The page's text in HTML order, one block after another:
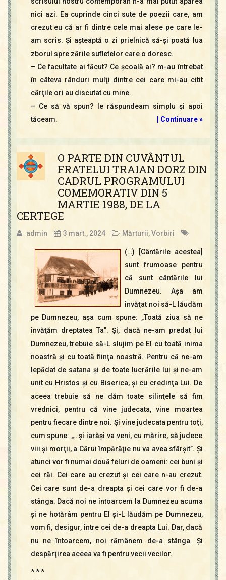
nici azi. Ea cuprinde cinci sute de poezii care, am
crezut eu că ar fi dintre cele mai alese pe care le-
am scris. Şi aşteaptă o zi prielnică să-şi poată lua
zborul spre zările sufletelor care o doresc.
– Ce facultate ai făcut? Ce şcoală ai? m-au întrebat
în câteva rânduri mulţi dintre cei care mi-au citit
cărţile ori au discutat cu mine.
– Ce să vă spun? le răspundeam simplu şi apoi
tăceam.
Continuare »
O PARTE DIN CUVÂNTUL
FRATELUI TRAIAN DORZ DIN
CADRUL PROGRAMULUI
COMEMORATIV DIN 5
MARTIE 1988, DE LA
CERTEGE
admin 3 mart., 2024 Mărturii,Vorbiri
(…) [Cântările acestea]
sunt frumoase pentru
că sunt cântările lui
Dumnezeu. Aşa am
învăţat noi să-L lăudăm
pe Dumnezeu, aşa cum spune: „Toată ziua să ne
învăţăm dreptatea Ta”. Şi, dacă ne-am predat lui
Dumnezeu, trebuie să-L slujim pe El cu toată inima
noastră şi cu toată fiinţa noastră. Pentru că ne-am
lepădat de satana şi de toate lucrările lui şi ne-am
unit cu Hristos şi cu Biserica, şi cu credinţa Lui. De
aceea trebuie să ne dăm toate silinţele să fim
vrednici, pentru că vine judecata, vine moartea
pentru fiecare dintre noi. Şi vine judecata pentru toţi,
cum spune: „…şi iarăşi va veni, cu mărire, să judece
viii şi morţii, a Cărui împărăţie nu va avea sfârşit”. Şi
atunci vor fi numai două feluri de oameni: cei buni şi
cei răi. Cei care au crezut şi cei care n-au crezut.
Cei care sunt de-a dreapta şi cei care vor fi de-a
stânga. Dacă noi ne întoarcem la Dumnezeu acuma
şi ne hotărâm pentru El şi-L lăudăm pe Dumnezeu,
vom fi, desigur, între cei de-a dreapta Lui. Dar, dacă
nu ne întoarcem, noi rămânem de-a stânga. Şi
despărţirea aceea va fi pentru vecii vecilor.
* * *